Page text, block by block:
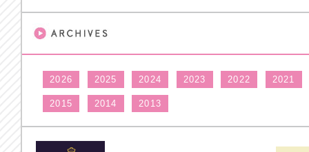
2026 2025 2024 2023 2022 2021
2015 2014 2013